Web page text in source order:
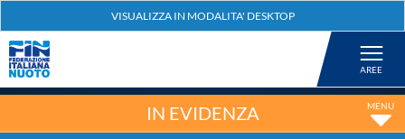
Nuoto
IN EVIDENZA